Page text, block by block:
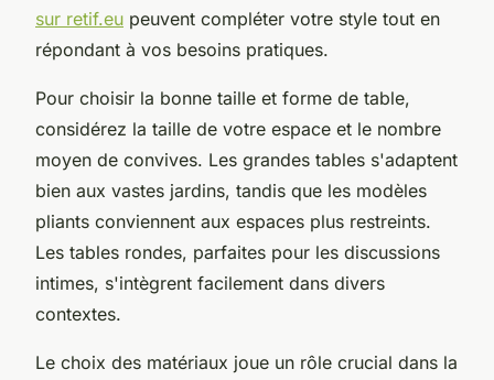
sur retif.eu peuvent compléter votre style tout en
répondant à vos besoins pratiques.
Pour choisir la bonne taille et forme de table,
considérez la taille de votre espace et le nombre
moyen de convives. Les grandes tables s'adaptent
bien aux vastes jardins, tandis que les modèles
pliants conviennent aux espaces plus restreints.
Les tables rondes, parfaites pour les discussions
intimes, s'intègrent facilement dans divers
contextes.
Le choix des matériaux joue un rôle crucial dans la